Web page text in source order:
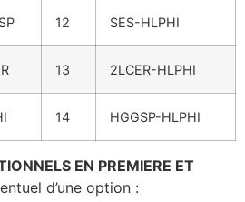
12 SES-HLPHI
13 2LCER-HLPHI
14 HGGSP-HLPHI
EN PREMIERE ET
d’une option :